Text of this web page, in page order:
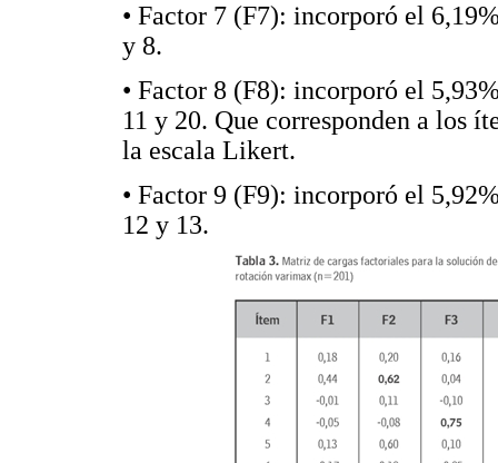
• Factor 7 (F7): incorporó el
y 8.
• Factor 8 (F8): incorporó el
11 y 20. Que corresponden a los
la escala Likert.
• Factor 9 (F9): incorporó el
12 y 13.